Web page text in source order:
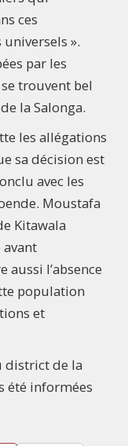
ces
».
par les
trouvent bel
la Salonga.
les allégations
sa décision est
avec les
Moustafa
Kitawala
aussi l’absence
population
et
district de la
été informées